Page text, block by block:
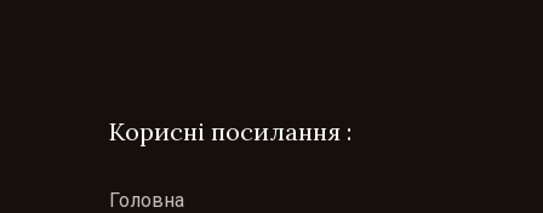
Корисні посилання :
Головна